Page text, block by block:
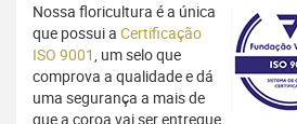
Nossa floricultura é a única
que possui a Certificação
ISO 9001, um selo que
comprova a qualidade e dá
uma segurança a mais de
que a coroa vai ser entregue